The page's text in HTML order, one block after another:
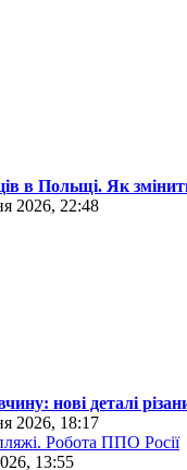
в Польщі. Як
2026, 22:48
нові деталі
2026, 18:17
Робота ППО Росії
13:55